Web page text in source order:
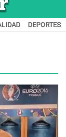
DEPORTES